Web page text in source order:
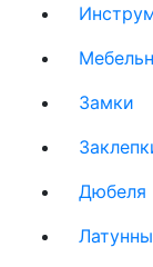
Замки
Дюбеля